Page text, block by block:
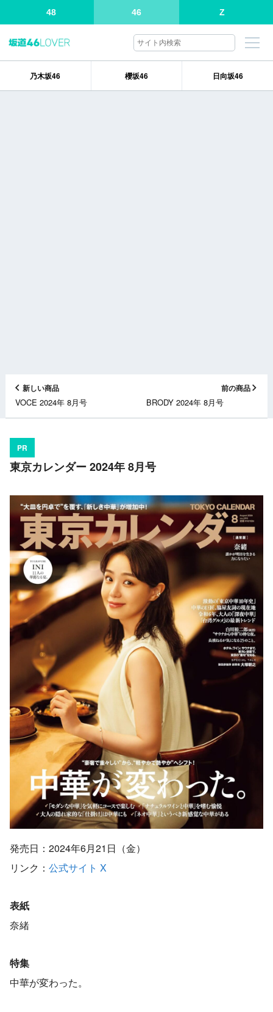
48 46 Z
乃木坂46 櫻坂46 日向坂46
新しい商品
VOCE 2024年 8月号
前の商品
BRODY 2024年 8月号
PR
東京カレンダー 2024年 8月号
発売日：2024年6月21日（金）
リンク： 公式サイト X
表紙
奈緒
特集
中華が変わった。